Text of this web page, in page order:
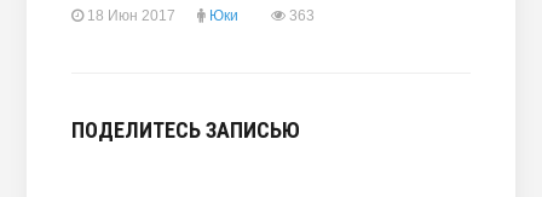
18 Июн 2017 Юки 363
ПОДЕЛИТЕСЬ ЗАПИСЬЮ